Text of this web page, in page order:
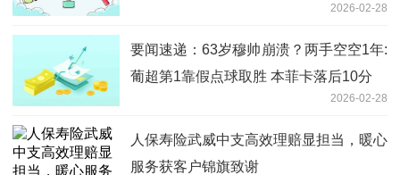
2026-02-28
要闻速递：63岁穆帅崩溃？两手空空1年:
葡超第1靠假点球取胜 本菲卡落后10分
2026-02-28
人保寿险武威中支高效理赔显担当，暖心
服务获客户锦旗致谢